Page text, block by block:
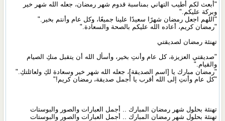
"أبعث لكم أطيب التهاني بمناسبة قدوم شهر رمضان، جعله الله شهر خير
وبركة عليكم."
"اللهم اجعل رمضان شهرًا سعيدًا علينا جميعًا، وكل عام وأنتم بخير."
"رمضان كريم، أعاده الله عليكم بالصحة والسعادة."
تهنئة رمضان لصديقتي
"صديقتي العزيزة، كل عام وأنتِ بخير، وأسأل الله أن يتقبل منكِ الصيام
والقيام."
"رمضان مبارك يا [اسم الصديقة]، جعله الله شهر خير وسعادة لكِ ولعائلتكِ."
"كل عام وأنتِ إلى الله أقرب يا أجمل صديقة، رمضان كريم!"
تهنئة بحلول شهر رمضان المبارك .. أجمل العبارات والصور والبوستات
تهنئة بحلول شهر رمضان المبارك .. أجمل العبارات والصور والبوستات